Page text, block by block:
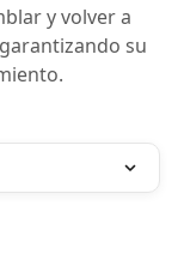
y volver a
su